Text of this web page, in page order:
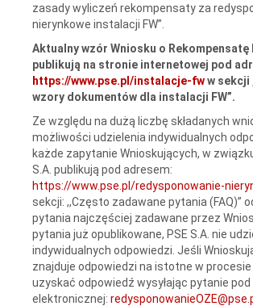
zasady wyliczeń rekompensaty za
nierynkowe instalacji FW”.
Aktualny wzór Wniosku o Rekompensatę
publikują na stronie internetowej pod
https://www.pse.pl/instalacje-fww sekcji
wzory dokumentów dla instalacji FW”.
Ze względu na dużą liczbę składanych
możliwości udzielenia indywidualnych
każde zapytanie Wnioskujących, w
S.A. publikują pod adresem:
https://www.pse.pl/redysponowanie-
sekcji: ,,Często zadawane pytania (FAQ)”
pytania najczęściej zadawane przez
pytania już opublikowane, PSE S.A. nie
indywidualnych odpowiedzi. Jeśli
znajduje odpowiedzi na istotne w
uzyskać odpowiedź wysyłając pytanie
elektronicznej: